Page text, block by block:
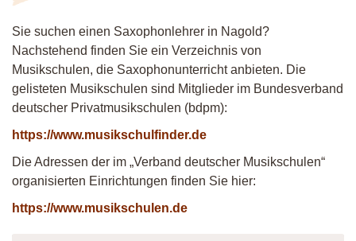
Sie suchen einen Saxophonlehrer in Nagold?
Nachstehend finden Sie ein Verzeichnis von
Musikschulen, die Saxophonunterricht anbieten. Die
gelisteten Musikschulen sind Mitglieder im Bundesverband
deutscher Privatmusikschulen (bdpm):
https://www.musikschulfinder.de
Die Adressen der im „Verband deutscher Musikschulen“
organisierten Einrichtungen finden Sie hier:
https://www.musikschulen.de